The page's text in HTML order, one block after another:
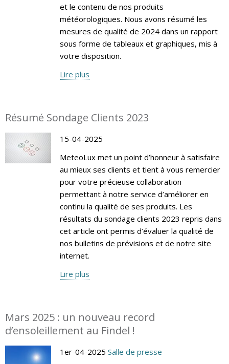
et le contenu de nos produits
météorologiques. Nous avons résumé les
mesures de qualité de 2024 dans un rapport
sous forme de tableaux et graphiques, mis à
votre disposition.
Lire plus
Résumé Sondage Clients 2023
15-04-2025
MeteoLux met un point d’honneur à satisfaire
au mieux ses clients et tient à vous remercier
pour votre précieuse collaboration
permettant à notre service d’améliorer en
continu la qualité de ses produits. Les
résultats du sondage clients 2023 repris dans
cet article ont permis d’évaluer la qualité de
nos bulletins de prévisions et de notre site
internet.
Lire plus
Mars 2025 : un nouveau record
d’ensoleillement au Findel !
1er-04-2025 Salle de presse